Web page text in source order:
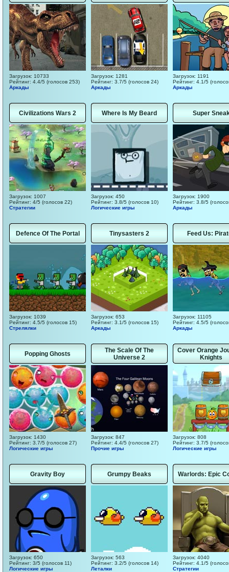
Загрузок: 10733
Рейтинг: 4.4/5 (голосов 253)
Аркады
Загрузок: 1281
Рейтинг: 3.7/5 (голосов 24)
Аркады
Загрузок: 1191
Рейтинг: 4.1/5
Аркады
Civilizations Wars 2
Загрузок: 1007
Рейтинг: 4/5 (голосов 22)
Стратегии
Where Is My Beard
Загрузок: 450
Рейтинг: 3.8/5 (голосов 10)
Логические игры
Super
Загрузок: 1900
Рейтинг: 3.8/5
Аркады
Defence Of The Portal
Загрузок: 1039
Рейтинг: 4.5/5 (голосов 15)
Стрелялки
Tinysasters 2
Загрузок: 653
Рейтинг: 3.1/5 (голосов 15)
Аркады
Feed Us:
Загрузок: 11105
Рейтинг: 4.5/5
Аркады
Popping Ghosts
Загрузок: 1430
Рейтинг: 3.7/5 (голосов 27)
Логические игры
The Scale Of The
Universe 2
Загрузок: 847
Рейтинг: 4.4/5 (голосов 27)
Прочие игры
Cover Orange
Knights
Загрузок: 808
Рейтинг: 3.7/5
Логические игры
Gravity Boy
Загрузок: 650
Рейтинг: 3/5 (голосов 11)
Логические игры
Grumpy Beaks
Загрузок: 563
Рейтинг: 3.2/5 (голосов 14)
Леталки
Warlords: Epic
Загрузок: 4040
Рейтинг: 4.1/5
Стратегии